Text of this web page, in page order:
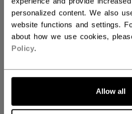
personalized content. We also
website functions and settings.
about how we use cookies,
Policy.
Allow all
MENGE
FILIALVERFÜGBARKEIT